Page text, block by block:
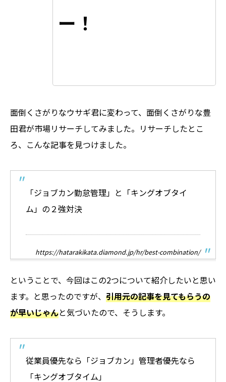
ー！
面倒くさがりなウサギ君に変わって、面倒くさがりな豊
田君が市場リサーチしてみました。リサーチしたとこ
ろ、こんな記事を見つけました。
「ジョブカン勤怠管理」と「キングオブタイ
ム」の２強対決
https://hatarakikata.diamond.jp/hr/best-combination/
ということで、今回はこの2つについて紹介したいと思い
ます。と思ったのですが、 引用元の記事を見てもらうの
が早いじゃんと気づいたので、そうします。
従業員優先なら「ジョブカン」管理者優先なら
「キングオブタイム」